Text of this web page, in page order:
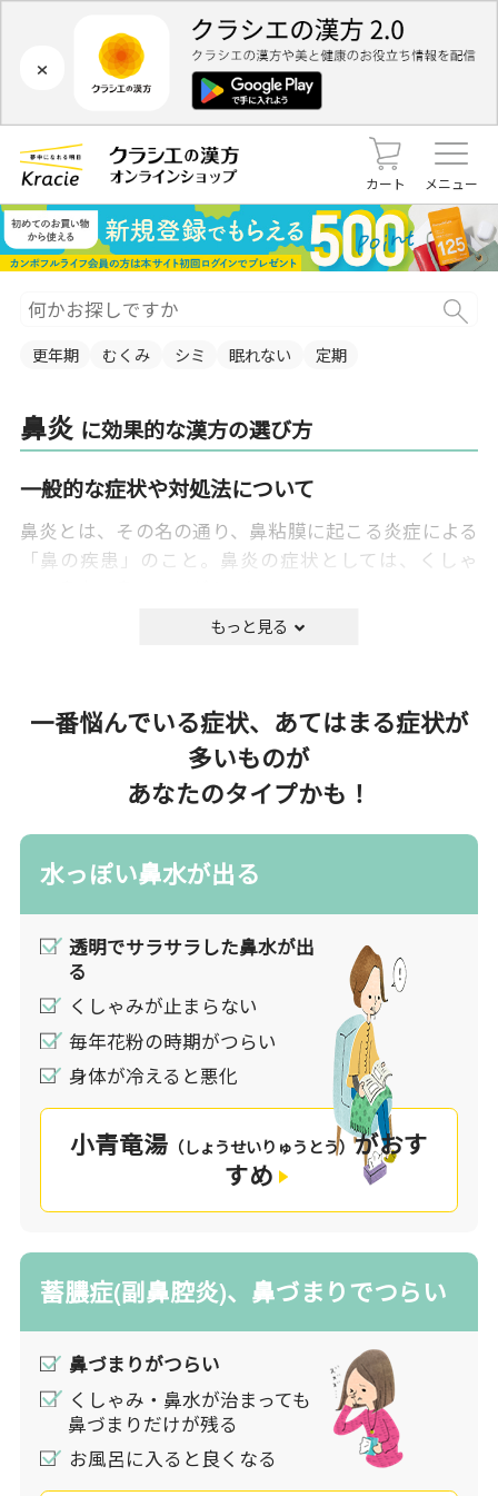
×
カート メニュー
更年期 むくみ シミ 眠れない 定期
鼻炎 に効果的な漢方の選び方
一般的な症状や対処法について
鼻炎とは、その名の通り、鼻粘膜に起こる炎症による
「鼻の疾患」のこと。鼻炎の症状としては、くしゃ
質を排除しようとします。この働きにより、鼻粘膜の
知覚神経が刺激されてくしゃみが出ます。このような
鼻粘膜が炎症を起こし、くしゃみや鼻水など過剰な免
疫反応が「鼻炎」の正体です。
レルギー性鼻炎のほかに、かぜの諸症状に含まれる急
性鼻炎やその慢性化による慢性鼻炎があり、また炎症
つらい鼻炎ですが、生活習慣や食事、運動、服装の工
夫などによって症状が緩和できるといわれています。
治療方法は、主に対症療法で抗ヒスタミン薬、抗アレ
ルギー薬、抗コリン薬、血管収縮成分などが用いられ
ます。
漢方の考え方
漢方では、鼻炎はアレルゲンなどの外因だけでな
く、からだの体質である内的要因（内因）が関わ
ってくると考えます。
漢方薬は、鼻水のもととなる水分の代謝改善し症
状を抑え、アレルゲンに対し抵抗力を高めます。
眠くなる成分が含まれていません。
漢方薬の使い分けでは、炎症症状の程度が重要な
基準となります。例えば、黄色く粘り気の強い鼻
水が出て鼻づまり感が強い、目が真っ赤に充血し
て顔ののぼせ感もある、ニキビなどの炎症傾向の
強い皮膚炎が認められるなど、このような症状が
一番悩んでいる症状、あてはまる症状が
多いものが
あなたのタイプかも！
水っぽい鼻水が出る
透明でサラサラした鼻水が出
る
くしゃみが止まらない
毎年花粉の時期がつらい
身体が冷えると悪化
小青竜湯 （しょうせいりゅうとう）がおす
すめ
蓄膿症(副鼻腔炎)、鼻づまりでつらい
鼻づまりがつらい
くしゃみ・鼻水が治まっても
鼻づまりだけが残る
お風呂に入ると良くなる